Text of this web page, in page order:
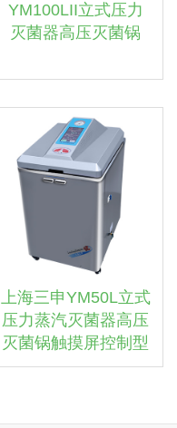
YM100LII立式压力
灭菌器高压灭菌锅
上海三申YM50L立式
压力蒸汽灭菌器高压
灭菌锅触摸屏控制型